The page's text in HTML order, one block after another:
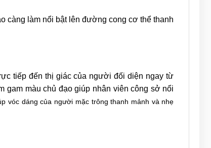
càng làm nổi bật lên đường cong cơ thể thanh
tiếp đến thị giác của người đối diện ngay từ
gam màu chủ đạo giúp nhân viên công sở nổi
vóc dáng của người mặc trông thanh mảnh và nhẹ